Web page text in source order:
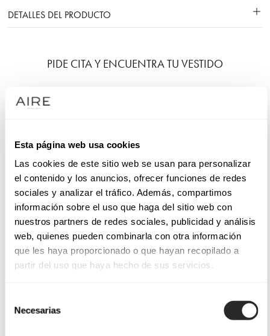
Esta página web usa cookies
Las cookies de este sitio web se usan para personalizar
el contenido y los anuncios, ofrecer funciones de redes
sociales y analizar el tráfico. Además, compartimos
información sobre el uso que haga del sitio web con
nuestros partners de redes sociales, publicidad y análisis
web, quienes pueden combinarla con otra información
que les haya proporcionado o que hayan recopilado a
partir del uso que haya hecho de sus servicios.
Necesarias
DETALLES DEL PRODUCTO
PIDE CITA Y ENCUENTRA TU VESTIDO